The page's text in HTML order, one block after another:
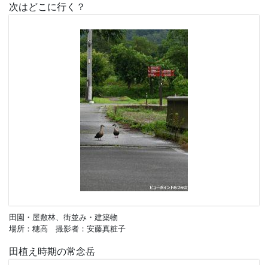
次はどこに行く？
田園・屋敷林、街並み・建築物
場所：穂高 撮影者：安藤真粧子
田植え時期の常念岳